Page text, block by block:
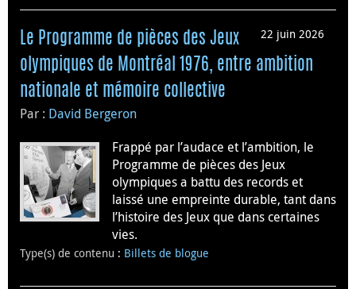
22 juin 2026
Le Programme de pièces des Jeux
olympiques de Montréal 1976, entre ambition
nationale et mémoire collective
Par : David Bergeron
Frappé par l’audace et l’ambition, le
Programme de pièces des Jeux
olympiques a battu des records et
laissé une empreinte durable, tant dans
l’histoire des Jeux que dans certaines
vies.
Type(s) de contenu : Billets de blogue